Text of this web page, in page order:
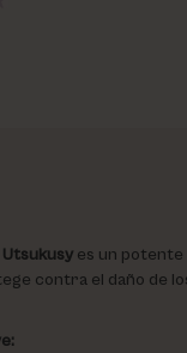
es un potente
contra el daño de